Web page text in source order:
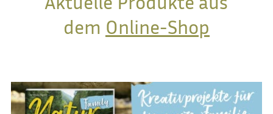
dem Online-Shop